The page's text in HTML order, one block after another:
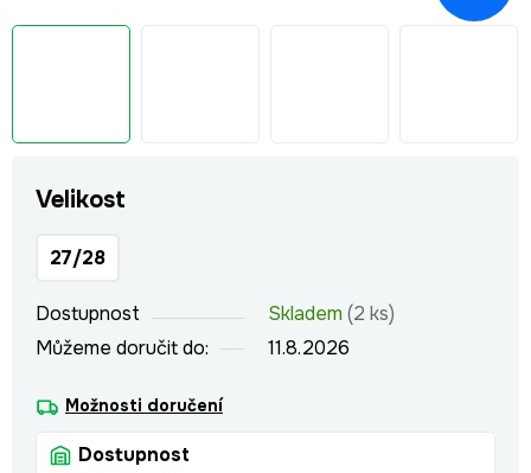
Velikost
27/28
Dostupnost Skladem (2 ks)
Můžeme doručit do:
11.8.2026
Možnosti doručení
Dostupnost